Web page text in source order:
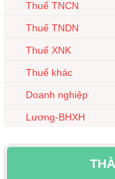
Thuế TNCN
Thuế TNDN
Thuế XNK
Thuế khác
Doanh nghiệp
Lương-BHXH